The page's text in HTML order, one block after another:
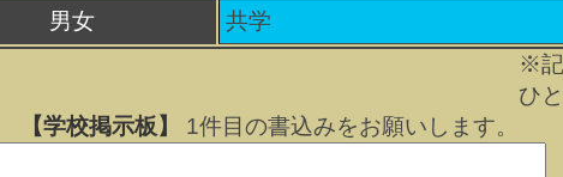
男女
共学
※記
ひ
【学校掲示板】
1件目の書込みをお願いします。